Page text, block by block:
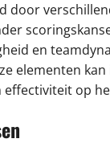
door
en
elementen
op